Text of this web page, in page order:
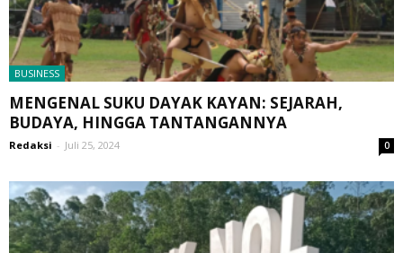
BUSINESS
MENGENAL SUKU DAYAK KAYAN: SEJARAH,
BUDAYA, HINGGA TANTANGANNYA
Redaksi - Juli 25, 2024 0